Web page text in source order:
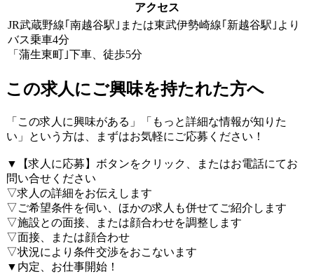
アクセス
JR武蔵野線｢南越谷駅｣または東武伊勢崎線｢新越谷駅｣より
バス乗車4分
「蒲生東町｣下車、徒歩5分
この求人にご興味を持たれた方へ
「この求人に興味がある」「もっと詳細な情報が知りた
い」という方は、まずはお気軽にご応募ください！
▼【求人に応募】ボタンをクリック、またはお電話にてお
問い合せください
▽求人の詳細をお伝えします
▽ご希望条件を伺い、ほかの求人も併せてご紹介します
▽施設との面接、または顔合わせを調整します
▽面接、または顔合わせ
▽状況により条件交渉をおこないます
▼内定、お仕事開始！